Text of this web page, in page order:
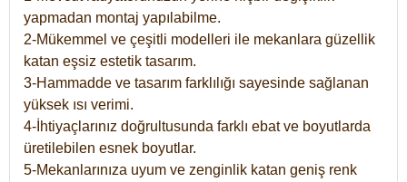
yapmadan montaj yapılabilme.
2-Mükemmel ve çeşitli modelleri ile mekanlara güzellik
katan eşsiz estetik tasarım.
3-Hammadde ve tasarım farklılığı sayesinde sağlanan
yüksek ısı verimi.
4-İhtiyaçlarınız doğrultusunda farklı ebat ve boyutlarda
üretilebilen esnek boyutlar.
5-Mekanlarınıza uyum ve zenginlik katan geniş renk